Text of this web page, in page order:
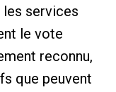
les services
le vote
reconnu,
que peuvent